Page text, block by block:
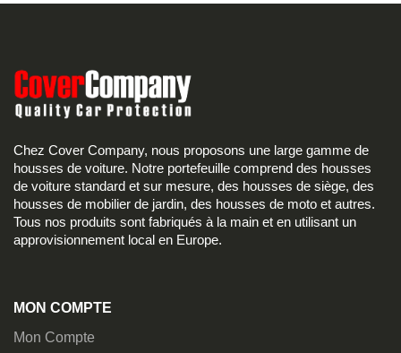
Chez Cover Company, nous proposons une large gamme de
housses de voiture. Notre portefeuille comprend des housses
de voiture standard et sur mesure, des housses de siège, des
housses de mobilier de jardin, des housses de moto et autres.
Tous nos produits sont fabriqués à la main et en utilisant un
approvisionnement local en Europe.
MON COMPTE
Mon Compte